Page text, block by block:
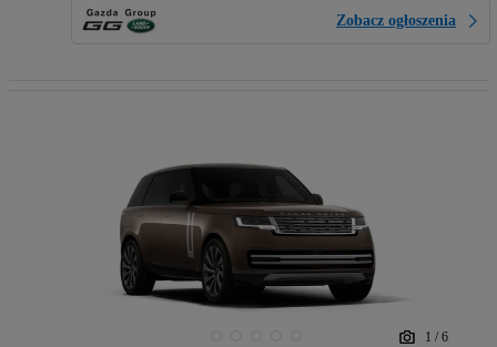
Zobacz ogłoszenia
1 / 6